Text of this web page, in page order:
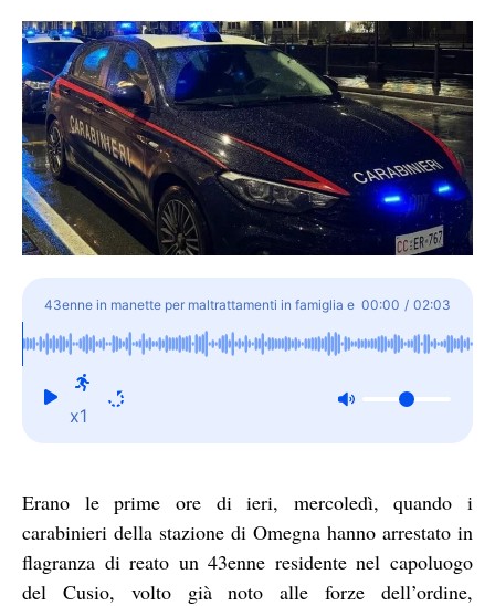
43enne in manette per maltrattamenti in famiglia e
lesioni
00:00 / 02:03
x1
Erano le prime ore di ieri, mercoledì, quando i
carabinieri della stazione di Omegna hanno arrestato in
flagranza di reato un 43enne residente nel capoluogo
del Cusio, volto già noto alle forze dell’ordine,